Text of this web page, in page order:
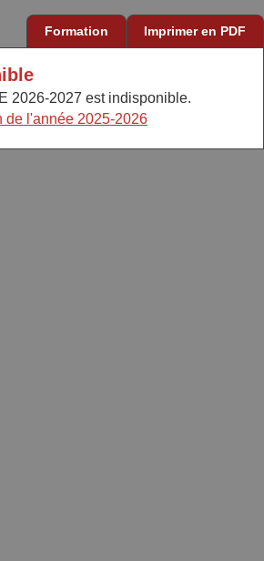
Formation Imprimer en PDF
2026-2027 est indisponible.
de l'année 2025-2026